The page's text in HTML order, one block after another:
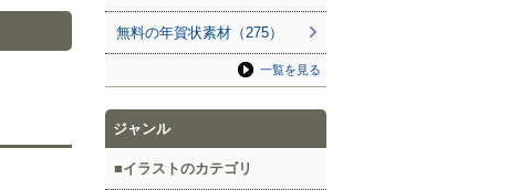
無料の年賀状素材（275）
一覧を見る
ジャンル
イラストのカテゴリ